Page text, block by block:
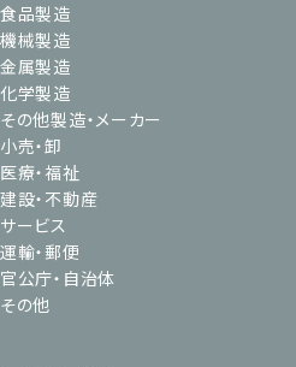
食品製造
機械製造
金属製造
化学製造
その他製造・メーカー
小売・卸
医療・福祉
建設・不動産
サービス
運輸・郵便
官公庁・自治体
その他